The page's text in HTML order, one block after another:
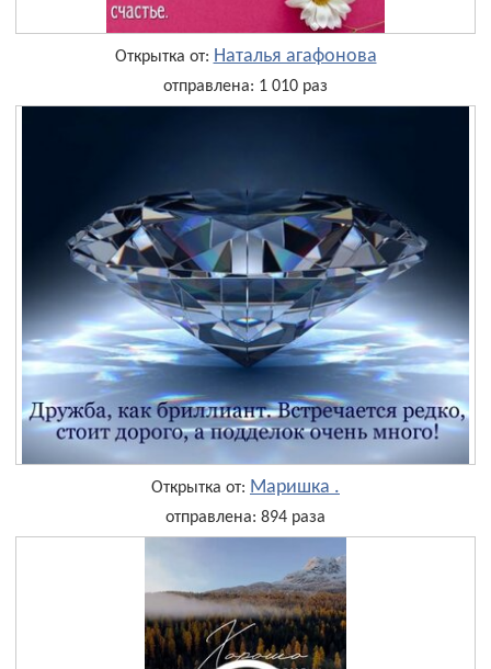
Открытка от: Наталья агафонова
отправлена: 1 010 раз
Открытка от: Маришка .
отправлена: 894 раза